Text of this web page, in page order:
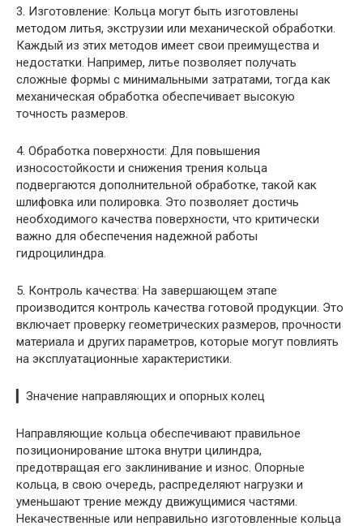
3. Изготовление: Кольца могут быть изготовлены
методом литья, экструзии или механической обработки.
Каждый из этих методов имеет свои преимущества и
недостатки. Например, литье позволяет получать
сложные формы с минимальными затратами, тогда как
механическая обработка обеспечивает высокую
точность размеров.
4. Обработка поверхности: Для повышения
износостойкости и снижения трения кольца
подвергаются дополнительной обработке, такой как
шлифовка или полировка. Это позволяет достичь
необходимого качества поверхности, что критически
важно для обеспечения надежной работы
гидроцилиндра.
5. Контроль качества: На завершающем этапе
производится контроль качества готовой продукции. Это
включает проверку геометрических размеров, прочности
материала и других параметров, которые могут повлиять
на эксплуатационные характеристики.
▎Значение направляющих и опорных колец
Направляющие кольца обеспечивают правильное
позиционирование штока внутри цилиндра,
предотвращая его заклинивание и износ. Опорные
кольца, в свою очередь, распределяют нагрузки и
уменьшают трение между движущимися частями.
Некачественные или неправильно изготовленные кольца